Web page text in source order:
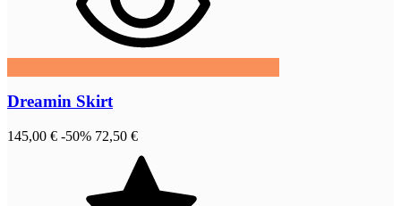
Dreamin Skirt
145,00 € -50% 72,50 €